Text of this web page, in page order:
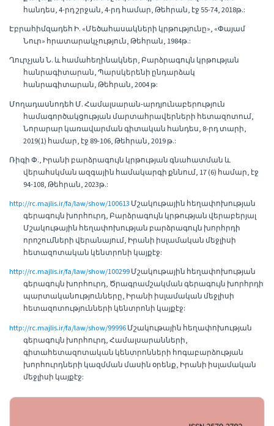
հանդես, 4-րդ շրջան, 4-րդ համար, Թեհրան, էջ 55-74, 2018թ.:
Էբրահիմզադեհ Ի. «Մեծահասակների կրթությունը», «Փայամ
Նուր» հրատարակչություն, Թեհրան, 1984թ.:
Ղուրչյան Ն. և համահեղինակներ, Բարձրագույն կրթության
հանրագիտարան, Պարսկերենի ընդարձակ
հանրագիտարան, Թեհրան, 2004 թ:
Մողադասնոդեհ Մ. Համալսարան-արդյունաբերություն
համագործակցության մարտահրավերների հետազոտում,
Նորարար կառավարման գիտական հանդես, 8-րդ տարի,
2019(1) համար, էջ 89-106, Թեհրան, 2019 թ.:
Ռիգի Փ., Իրանի բարձրագույն կրթության գնահատման և
վերահսկման ազգային համակարգի քննում, 17 (6) համար, էջ
94-108, Թեհրան, 2023թ.:
http://rc.majlis.ir/fa/law/show/100613 Մշակութային հեղափոխության
գերագույն խորհուրդ, Բարձրագույն կրթության վերաբերյալ
Մշակութային հեղափոխության բարձրագույն խորհրդի
որոշումների վերանայում, Իրանի իսլամական մեջլիսի
հետազոտական կենտրոնի կայքէջ:
http://rc.majlis.ir/fa/law/show/100299Մշակութային հեղափոխության
գերագույն խորհուրդ, Ծրագրամշակման գերագույն խորհրդի
պարտականությունները, Իրանի իսլամական մեջլիսի
հետազոտությունների կենտրոնի կայքէջ:
http://rc.majlis.ir/fa/law/show/99996Մշակութային հեղափոխության
գերագույն խորհուրդ, Համալսարանների,
գիտահետազոտական կենտրոնների հոգաբարձության
խորհուրդների կազմման մասին օրենք, Իրանի իսլամական
մեջլիսի կայքէջ: